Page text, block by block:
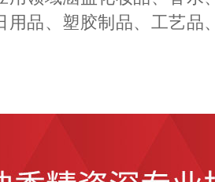
用品、塑胶制品、工艺